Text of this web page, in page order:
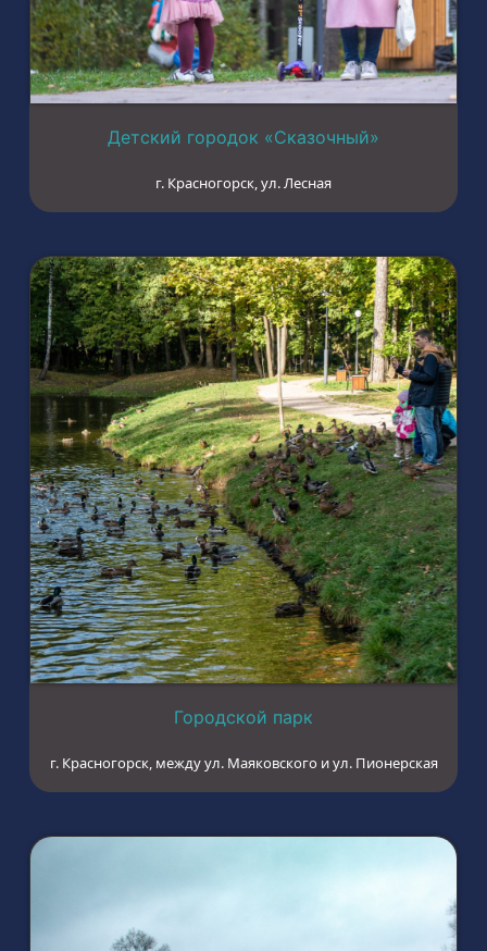
Детский городок «Сказочный»
г. Красногорск, ул. Лесная
Городской парк
г. Красногорск, между ул. Маяковского и ул. Пионерская